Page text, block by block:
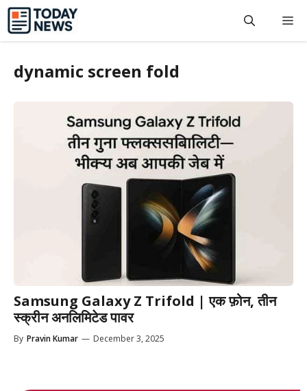
Skip
content
dynamic screen fold
Samsung Galaxy Z Trifold | एक फ़ोन, तीन
स्क्रीन अनलिमिटेड पावर
By Pravin Kumar — December 3, 2025